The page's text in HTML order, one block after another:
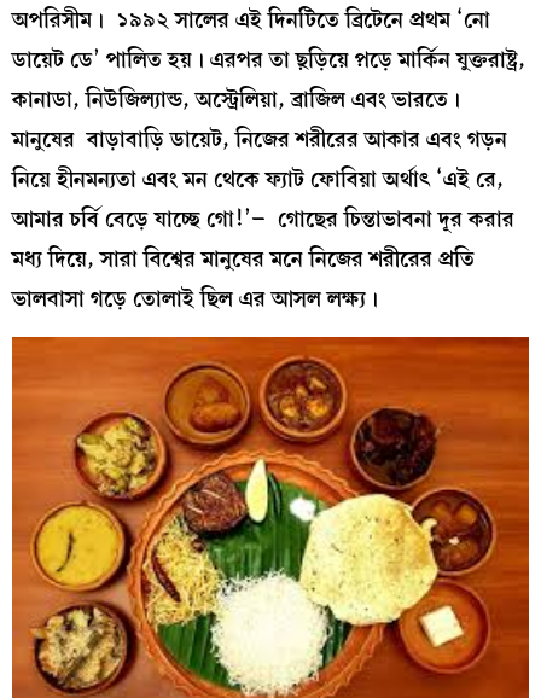
অপরিসীম। ১৯৯২ সালের এই দিনটিতে ব্রিটেনে প্রথম ‘নো
ডায়েট ডে’ পালিত হয়। এরপর তা ছ়ড়িয়ে প়়ড়ে মার্কিন যুক্তরাষ্ট্র,
কানাডা, নিউজিল্যান্ড, অস্ট্রেলিয়া, ব্রাজিল এবং ভারতে।
মানুষের বাড়াবাড়ি ডায়েট, নিজের শরীরের আকার এবং গড়ন
নিয়ে হীনমন্যতা এবং মন থেকে ফ্যাট ফোবিয়া অর্থাৎ ‘এই রে,
আমার চর্বি বেড়ে যাচ্ছে গো!’– গোছের চিন্তাভাবনা দূর করার
মধ্য দিয়ে, সারা বিশ্বের মানুষের মনে নিজের শরীরের প্রতি
ভালবাসা গড়ে তোলাই ছিল এর আসল লক্ষ্য।